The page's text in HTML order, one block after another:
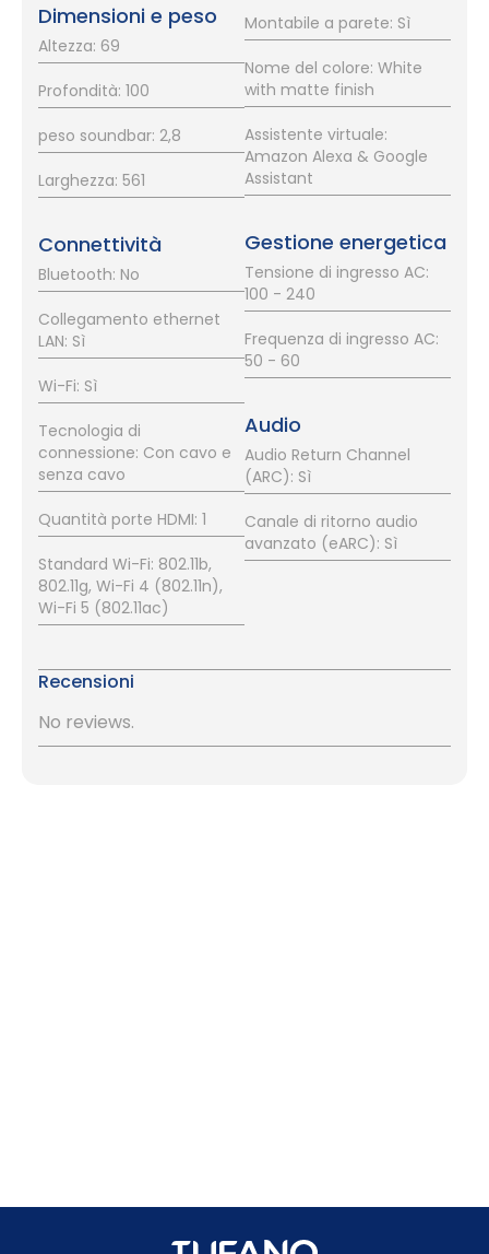
Dimensioni e peso
Altezza: 69
Profondità: 100
peso soundbar: 2,8
Larghezza: 561
Connettività
Bluetooth: No
Collegamento ethernet
LAN: Sì
Wi-Fi: Sì
Tecnologia di
connessione: Con cavo e
senza cavo
Quantità porte HDMI: 1
Standard Wi-Fi: 802.11b,
802.11g, Wi-Fi 4 (802.11n),
Wi-Fi 5 (802.11ac)
Montabile a parete: Sì
Nome del colore: White
with matte finish
Assistente virtuale:
Amazon Alexa & Google
Assistant
Gestione energetica
Tensione di ingresso AC:
100 - 240
Frequenza di ingresso AC:
50 - 60
Audio
Audio Return Channel
(ARC): Sì
Canale di ritorno audio
avanzato (eARC): Sì
Recensioni
No reviews.